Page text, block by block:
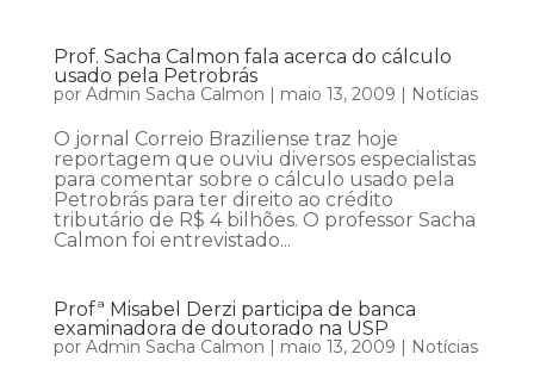
Prof. Sacha Calmon fala acerca do cálculo
usado pela Petrobrás
por Admin Sacha Calmon | maio 13, 2009 | Notícias
O jornal Correio Braziliense traz hoje
reportagem que ouviu diversos especialistas
para comentar sobre o cálculo usado pela
Petrobrás para ter direito ao crédito
tributário de R$ 4 bilhões. O professor Sacha
Calmon foi entrevistado...
Profª Misabel Derzi participa de banca
examinadora de doutorado na USP
por Admin Sacha Calmon | maio 13, 2009 | Notícias